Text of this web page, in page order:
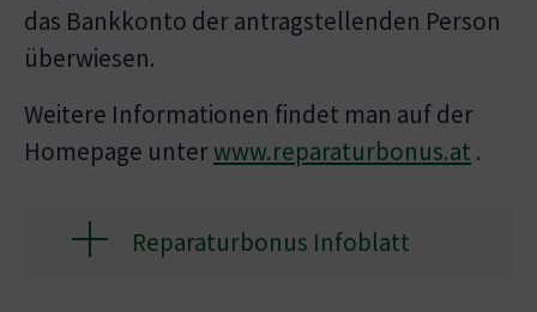
das Bankkonto der antragstellenden Person
überwiesen.
Weitere Informationen findet man auf der
Homepage unterwww.reparaturbonus.at .
Reparaturbonus Infoblatt